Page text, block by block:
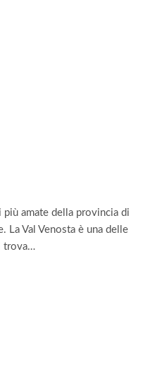
più amate della provincia di
La Val Venosta è una delle
trova…